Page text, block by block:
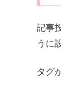
記事
うに
タグ